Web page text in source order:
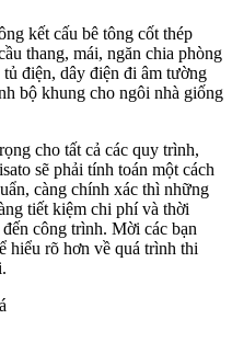
kết cấu bê tông cốt thép
thang, mái, ngăn chia phòng
điện, dây điện đi âm tường
bộ khung cho ngôi nhà giống
cho tất cả các quy trình,
sẽ phải tính toán một cách
càng chính xác thì những
tiết kiệm chi phí và thời
công trình. Mời các bạn
hiểu rõ hơn về quá trình thi